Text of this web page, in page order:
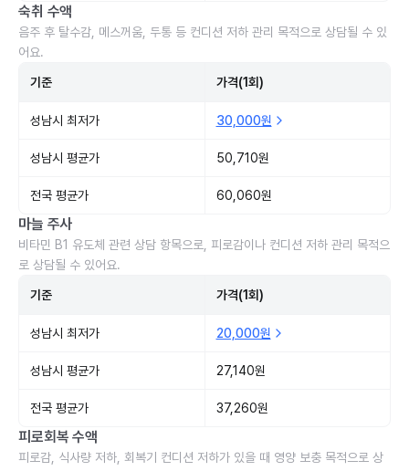
숙취 수액
음주 후 탈수감, 메스꺼움, 두통 등 컨디션 저하 관리 목적으로 상담될 수 있
어요.
기준 가격(1회)
성남시 최저가 30,000원
성남시 평균가 50,710원
전국 평균가 60,060원
마늘 주사
비타민 B1 유도체 관련 상담 항목으로, 피로감이나 컨디션 저하 관리 목적으
로 상담될 수 있어요.
기준 가격(1회)
성남시 최저가 20,000원
성남시 평균가 27,140원
전국 평균가 37,260원
피로회복 수액
피로감, 식사량 저하, 회복기 컨디션 저하가 있을 때 영양 보충 목적으로 상